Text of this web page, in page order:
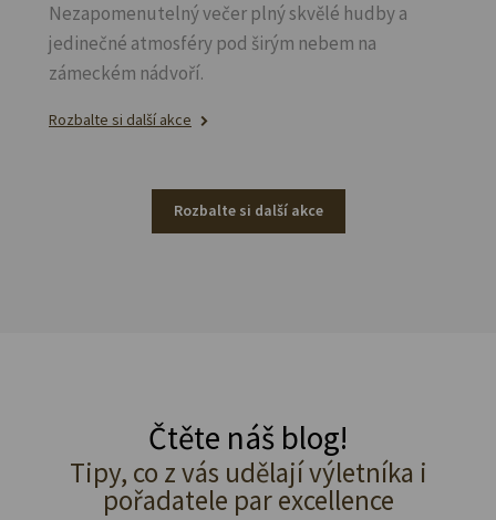
Nezapomenutelný večer plný skvělé hudby a
jedinečné atmosféry pod širým nebem na
zámeckém nádvoří.
Rozbalte si další akce
Rozbalte si další akce
Čtěte náš blog!
Tipy, co z vás udělají výletníka i
pořadatele par excellence